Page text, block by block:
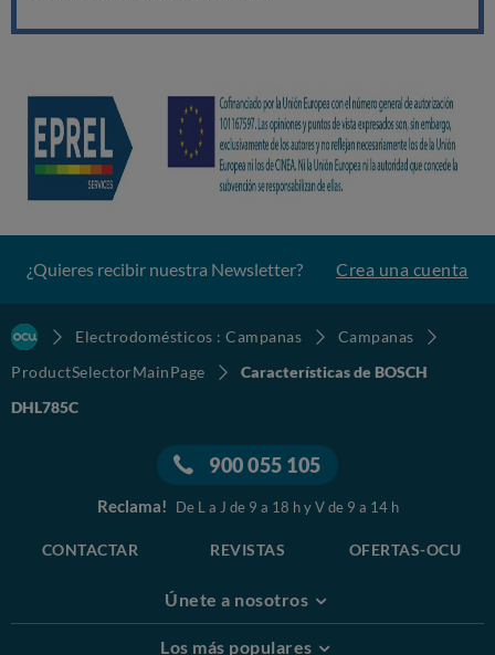
¿Quieres recibir nuestra Newsletter? Crea una cuenta
Electrodomésticos : Campanas
Campanas
ProductSelectorMainPage
Características de BOSCH
DHL785C
900 055 105
Reclama! De L a J de 9 a 18 h y V de 9 a 14 h
CONTACTAR REVISTAS OFERTAS-OCU
Únete a nosotros
Los más populares